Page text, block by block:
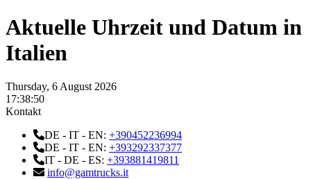
Aktuelle Uhrzeit und Datum in
Italien
Thursday, 6 August 2026
17:38:52
Kontakt
DE - IT - EN: +390452236994
DE - IT - EN: +393292337377
IT - DE - ES: +393881419811
info@gamtrucks.it